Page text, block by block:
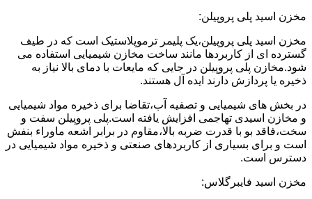
مخزن اسید پلی پروپیلن:
مخزن اسید پلی پروپیلن،یک پلیمر ترموپلاستیک است که در طیف
گسترده ای از کاربردها مانند ساخت مخازن شیمیایی استفاده می
شود.مخازن پلی پروپیلن در جایی که مایعات با دمای بالا نیاز به
ذخیره یا پردازش دارند ایده آل هستند.
در بخش های شیمیایی و تصفیه آب،تقاضا برای ذخیره مواد شیمیایی
و مخازن اسیدی تهاجمی افزایش یافته است.پلی پروپیلن سفت و
سخت،فاقد بو با قدرت ضربه بالا،مقاوم در برابر اشعه ماوراء بنفش
است و برای بسیاری از کاربردهای صنعتی و ذخیره مواد شیمیایی در
دسترس است.
مخزن اسید فایبرگلاس: